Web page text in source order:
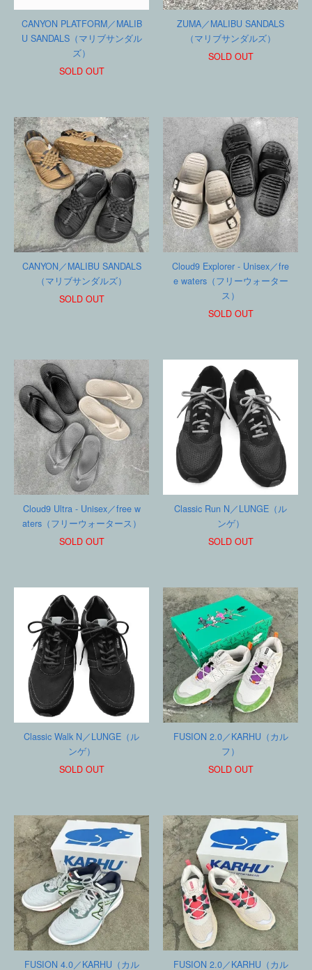
CANYON PLATFORM／MALIB
U SANDALS（マリブサンダル
ズ）
SOLD OUT
ZUMA／MALIBU SANDALS
（マリブサンダルズ）
SOLD OUT
CANYON／MALIBU SANDALS
（マリブサンダルズ）
SOLD OUT
Cloud9 Explorer - Unisex／fre
e waters（フリーウォーター
ス）
SOLD OUT
Cloud9 Ultra - Unisex／free w
aters（フリーウォータース）
SOLD OUT
Classic Run N／LUNGE（ル
ンゲ）
SOLD OUT
Classic Walk N／LUNGE（ル
ンゲ）
SOLD OUT
FUSION 2.0／KARHU（カル
フ）
SOLD OUT
FUSION 4.0／KARHU（カル FUSION 2.0／KARHU（カル